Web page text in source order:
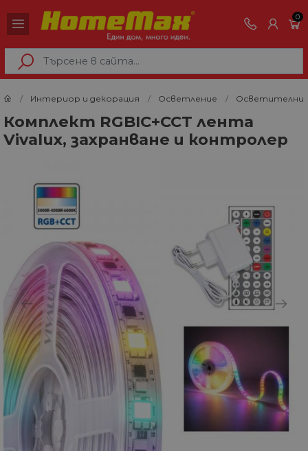
0
Интериор и декорация Осветление Осветителни
Комплект RGBIC+CCT лента
Vivalux, захранване и контролер